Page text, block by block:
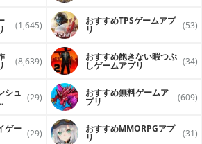
(1,645) おすすめTPSゲームアプ
リ (53)
(8,639) おすすめ飽きない暇つぶ
しゲームアプリ (34)
シュ (29) おすすめ無料ゲームア
プリ (609)
ゲー (29) おすすめ MMORPGアプ
リ (31)